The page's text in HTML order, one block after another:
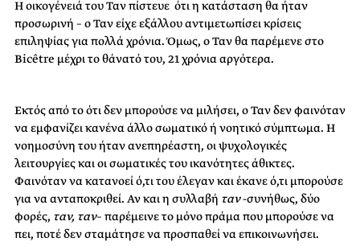
H οικογένειά του Ταν πίστευε ότι η κατάσταση θα ήταν
προσωρινή – ο Ταν είχε εξάλλου αντιμετωπίσει κρίσεις
επιληψίας για πολλά χρόνια. Όμως, οΤανθα παρέμενε στο
Bicêtre μέχρι το θάνατό του, 21 χρόνια αργότερα.
Εκτός από το ότι δεν μπορούσε να μιλήσει, ο Ταν δεν φαινόταν
να εμφανίζει κανένα άλλο σωματικό ή νοητικό σύμπτωμα. Η
νοημοσύνη του ήταν ανεπηρέαστη, οι ψυχολογικές
λειτουργίες και οι σωματικές του ικανότητες άθικτες.
Φαινόταν να κατανοεί ό,τι του έλεγαν και έκανε ό,τι μπορούσε
για να ανταποκριθεί. Αν και η συλλαβή ταν-συνήθως, δύο
φορές, ταν, ταν– παρέμεινε το μόνο πράμα που μπορούσε να
πει, ποτέ δεν σταμάτησε να προσπαθεί να επικοινωνήσει.